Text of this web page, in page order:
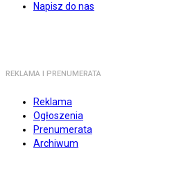
Napisz do nas
REKLAMA I PRENUMERATA
Reklama
Ogłoszenia
Prenumerata
Archiwum